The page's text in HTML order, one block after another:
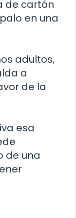
de cartón
en una
adultos,
a
de la
esa
de una